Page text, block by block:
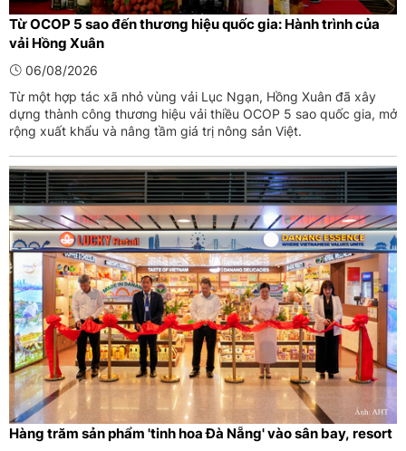
Từ OCOP 5 sao đến thương hiệu quốc gia: Hành trình của
vải Hồng Xuân
06/08/2026
Từ một hợp tác xã nhỏ vùng vải Lục Ngạn, Hồng Xuân đã xây
dựng thành công thương hiệu vải thiều OCOP 5 sao quốc gia, mở
rộng xuất khẩu và nâng tầm giá trị nông sản Việt.
Hàng trăm sản phẩm 'tinh hoa Đà Nẵng' vào sân bay, resort